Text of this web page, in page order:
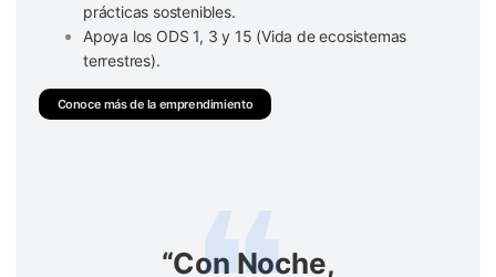
prácticas sostenibles.
Apoya los ODS 1, 3 y 15 (Vida de ecosistemas
terrestres).
Conoce más de la emprendimiento
“Con Noche,